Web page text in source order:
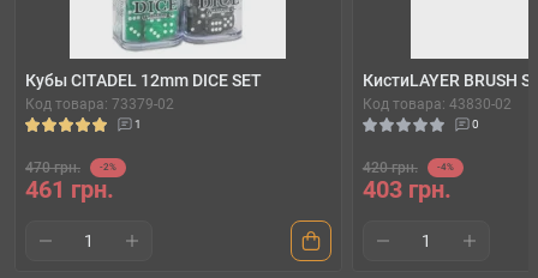
Кубы CITADEL 12mm DICE SET
Код товара: 73379-02
1
470 грн. -2%
461 грн.
КистиLAYER BRUSH S
Код товара: 43830-02
0
420 грн. -4%
403 грн.